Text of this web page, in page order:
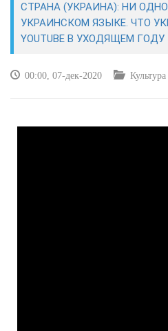
ЭКОНОМИКА
СТРАНА (УКРАИНА): НИ
УКРАИНСКОМ ЯЗЫКЕ. ЧТО
YOUTUBE В УХОДЯЩЕМ ГОДУ
00:00, 07-дек-2020 Культура